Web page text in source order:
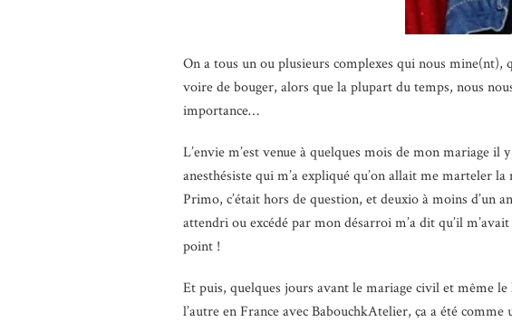
On a tous un ou plusieurs complexes qui nous mine(nt),
voire de bouger, alors que la plupart du temps, nous
importance…
L’envie m’est venue à quelques mois de mon mariage
anesthésiste qui m’a expliqué qu’on allait me marteler
Primo, c’était hors de question, et deuxio à moins d’un
attendri ou excédé par mon désarroi m’a dit qu’il
point !
Et puis, quelques jours avant le mariage civil et même
l’autre en France avec BabouchkAtelier, ça a été